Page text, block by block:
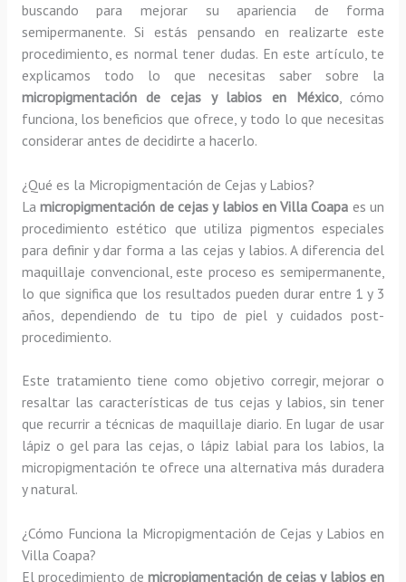
buscando para mejorar su apariencia de forma
semipermanente. Si estás pensando en realizarte este
procedimiento, es normal tener dudas. En este artículo, te
explicamos todo lo que necesitas saber sobre la
micropigmentación de cejas y labios en México, cómo
funciona, los beneficios que ofrece, y todo lo que necesitas
considerar antes de decidirte a hacerlo.
¿Qué es la Micropigmentación de Cejas y Labios?
Lamicropigmentación de cejas y labios en Villa Coapa es un
procedimiento estético que utiliza pigmentos especiales
para definir y dar forma a las cejas y labios. A diferencia del
maquillaje convencional, este proceso es semipermanente,
lo que significa que los resultados pueden durar entre 1 y 3
años, dependiendo de tu tipo de piel y cuidados post-
procedimiento.
Este tratamiento tiene como objetivo corregir, mejorar o
resaltar las características de tus cejas y labios, sin tener
que recurrir a técnicas de maquillaje diario. En lugar de usar
lápiz o gel para las cejas, o lápiz labial para los labios, la
micropigmentación te ofrece una alternativa más duradera
y natural.
¿Cómo Funciona la Micropigmentación de Cejas y Labios en
Villa Coapa?
El procedimiento demicropigmentación de cejas y labios en